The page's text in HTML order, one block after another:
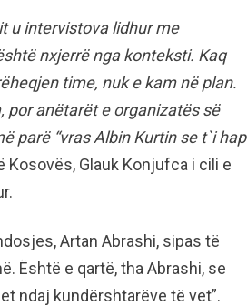
u intervistova lidhur me
nxjerrë nga konteksti. Kaq
time, nuk e kam në plan.
por anëtarët e organizatës së
parë “vras Albin Kurtin se t`i hap
Kosovës, Glauk Konjufca i cili e
Artan Abrashi, sipas të
Është e qartë, tha Abrashi, se
ndaj kundërshtarëve të vet”.